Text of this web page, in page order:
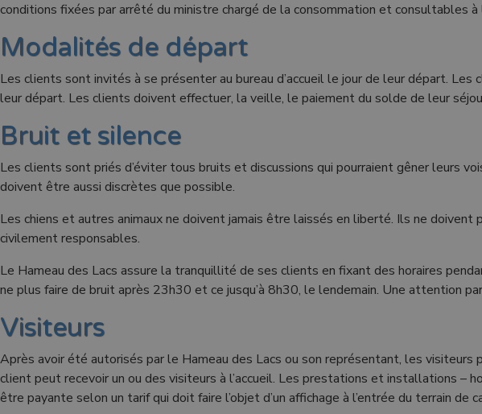
conditions fixées par arrêté du ministre chargé de la consommation et consultables à
Modalités de départ
Les clients sont invités à se présenter au bureau d’accueil le jour de leur départ.
leur départ. Les clients doivent effectuer, la veille, le paiement du solde de leur
Bruit et silence
Les clients sont priés d’éviter tous bruits et discussions qui pourraient gêner leurs
doivent être aussi discrètes que possible.
Les chiens et autres animaux ne doivent jamais être laissés en liberté. Ils ne
civilement responsables.
Le Hameau des Lacs assure la tranquillité de ses clients en fixant des horaires
ne plus faire de bruit après 23h30 et ce jusqu’à 8h30, le lendemain. Une attention
Visiteurs
Après avoir été autorisés par le Hameau des Lacs ou son représentant, les
client peut recevoir un ou des visiteurs à l’accueil. Les prestations et installations –
être payante selon un tarif qui doit faire l’objet d’un affichage à l’entrée du terrain